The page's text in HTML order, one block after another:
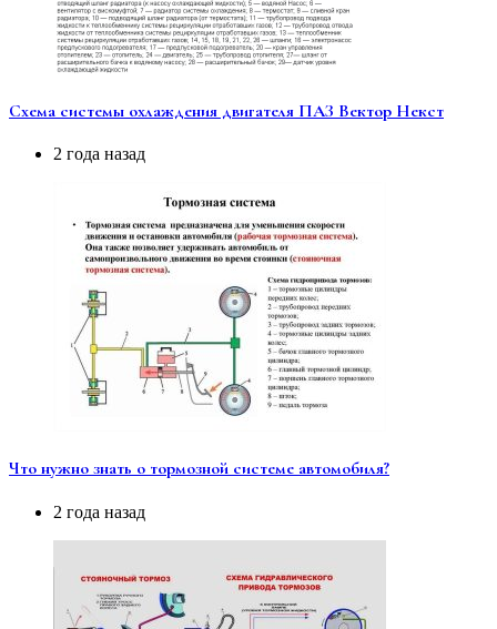
Схема системы охлаждения двигателя ПАЗ Вектор Некст
2 года назад
Что нужно знать о тормозной системе автомобиля?
2 года назад